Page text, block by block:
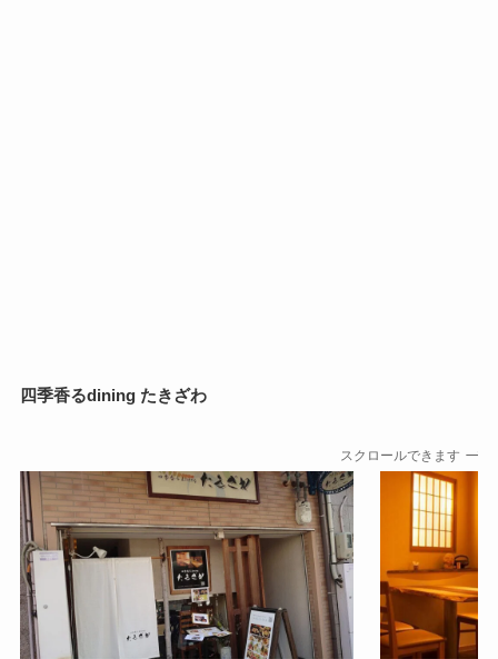
四季香るdining たきざわ
スクロールできます